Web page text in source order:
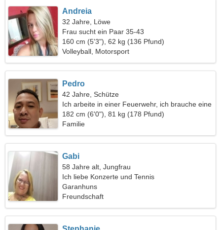
Andreia
32 Jahre, Löwe
Frau sucht ein Paar 35-43
160 cm (5'3"), 62 kg (136 Pfund)
Volleyball, Motorsport
Pedro
42 Jahre, Schütze
Ich arbeite in einer Feuerwehr, ich brauche eine
perfekte Frau
182 cm (6'0"), 81 kg (178 Pfund)
Familie
Gabi
58 Jahre alt, Jungfrau
Ich liebe Konzerte und Tennis
Garanhuns
Freundschaft